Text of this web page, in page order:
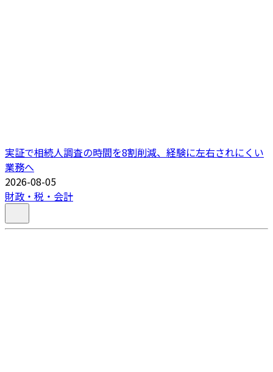
実証で相続人調査の時間を8割削減、経験に左右されにくい
業務へ
2026-08-05
財政・税・会計